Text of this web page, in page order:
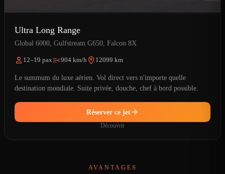
Ultra Long Range
Global 6000, Gulfstream G650, Falcon 8X
12–19 pax 904 km/h 12099 km
Le summum du luxe aérien. Vol direct vers n'importe quelle
destination mondiale. Suite privée, douche, chef à bord possible.
Réserver ce jet
Découvrir
AVANTAGES